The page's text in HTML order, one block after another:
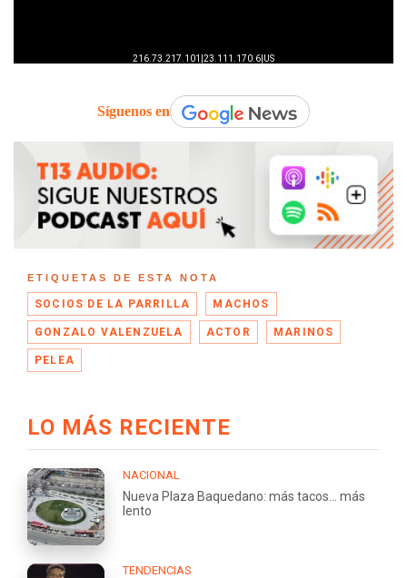
Síguenos en
ETIQUETAS DE ESTA NOTA
SOCIOS DE LA PARRILLA MACHOS
GONZALO VALENZUELA ACTOR MARINOS
PELEA
LO MÁS RECIENTE
NACIONAL
Nueva Plaza Baquedano: más tacos... más
lento
TENDENCIAS